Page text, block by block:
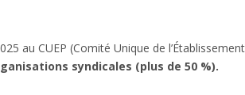
au CUEP (Comité Unique de l’Établissement
syndicales (plus de 50 %).